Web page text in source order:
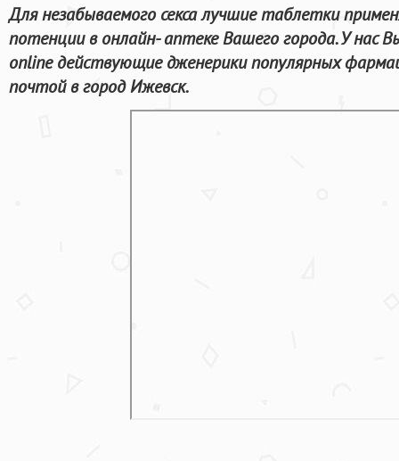
Для незабываемого секса лучшие таблетки
потенции в онлайн- аптеке Вашего города. У
online действующие дженерики популярных
почтой в город Ижевск.